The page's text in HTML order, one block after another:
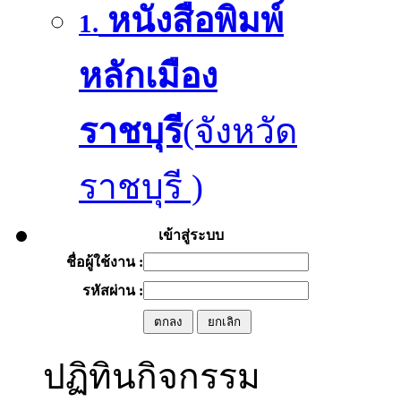
1. หนังสือพิมพ์
หลักเมือง
ราชบุรี(จังหวัด
ราชบุรี )
เข้าสู่ระบบ
ชื่อผู้ใช้งาน :
รหัสผ่าน :
ปฏิทินกิจกรรม